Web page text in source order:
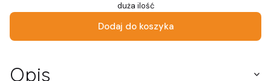
duża ilość
Dodaj do koszyka
Opis